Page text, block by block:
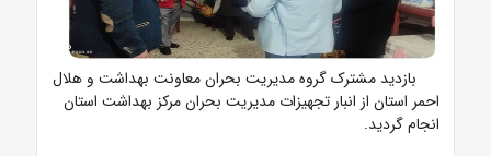
بازدید مشترک گروه مدیریت بحران معاونت بهداشت و هلال
احمر استان از انبار تجهیزات مدیریت بحران مرکز بهداشت استان
انجام گردید.